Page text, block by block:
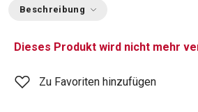
Beschreibung
Dieses Produkt wird nicht mehr
Zu Favoriten hinzufügen